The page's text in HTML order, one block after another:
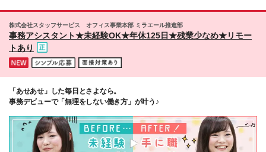
株式会社スタッフサービス オフィス事業本部 ミラエール推進部
事務アシスタント★未経験OK★年休125日★残業少なめ★リモー
トあり
「あせあせ」した毎日とさよなら。
事務デビューで「無理をしない働き方」が叶う♪